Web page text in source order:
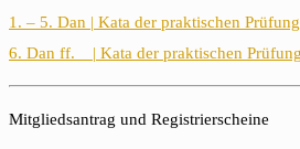
1. – 5. Dan | Kata der praktischen
6. Dan ff. | Kata der praktischen
Mitgliedsantrag und Registrierscheine